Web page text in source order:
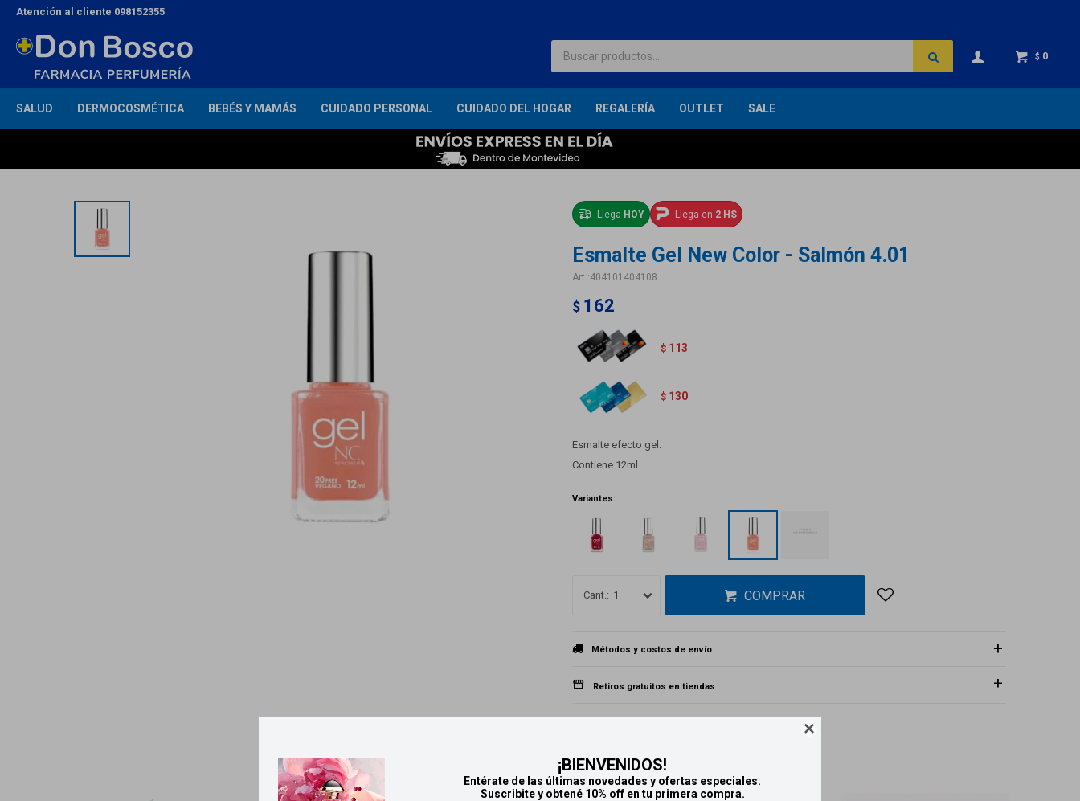

¡BIENVENIDOS!
Entérate de las últimas novedades y ofertas especiales.
Suscribite y obtené 10% off en tu primera compra.
SALUD DERMOCOSMÉTICA BEBÉS Y MAMÁS CUIDADO PERSONAL CUIDADO DEL HOGAR REGALERÍA OUTLET SALE
$ 0
Atención al cliente 098152355
Llega HOY Llega en 2 HS
Esmalte Gel New Color - Salmón 4.01
404101404108
$ 162
$ 113
$ 130
Esmalte efecto gel.
Contiene 12ml.
Variantes:
1 COMPRAR
Métodos y costos de envío
Retiros gratuitos en tiendas